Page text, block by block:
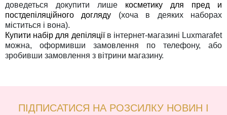
доведеться докупити лише косметику для пред и
постдепіляційного догляду (хоча в деяких наборах
міститься і вона).
Купити набір для депіляціїв інтернет-магазині Luxmarafet
можна, оформивши замовлення по телефону, або
зробивши замовлення з вітрини магазину.
ПІДПИСАТИСЯ НА РОЗСИЛКУ НОВИН І